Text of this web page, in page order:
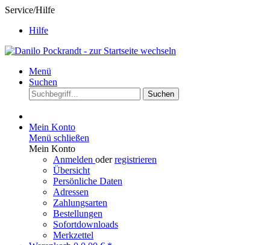
Service/Hilfe
Hilfe
Menü
Suchen
Suchen
Mein Konto
Menü schließen
Mein Konto
Anmelden oderregistrieren
Übersicht
Persönliche Daten
Adressen
Zahlungsarten
Bestellungen
Sofortdownloads
Merkzettel